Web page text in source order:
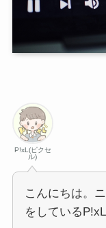
P!xL(ピクセ
ル)
こんにちは。
をしている